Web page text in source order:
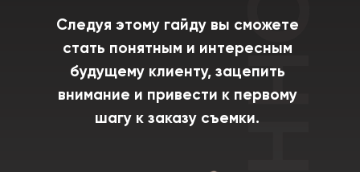
Следуя этому гайду вы сможете
стать понятным и интересным
будущему клиенту, зацепить
внимание и привести к первому
шагу к заказу съемки.